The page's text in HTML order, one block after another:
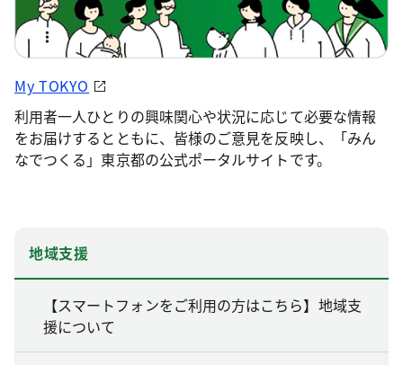
My TOKYO
利用者一人ひとりの興味関心や状況に応じて必要な情報
をお届けするとともに、皆様のご意見を反映し、「みん
なでつくる」東京都の公式ポータルサイトです。
地域支援
【スマートフォンをご利用の方はこちら】地域支
援について